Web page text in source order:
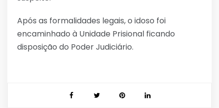
Após as formalidades legais, o idoso foi
encaminhado à Unidade Prisional ficando
disposição do Poder Judiciário.